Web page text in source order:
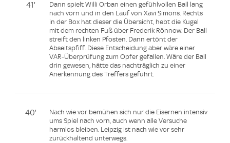
41'
Dann spielt Willi Orban einen gefühlvollen Ball lang
nach vorn und in den Lauf von Xavi Simons. Rechts
in der Box hat dieser die Übersicht, hebt die Kugel
mit dem rechten Fuß über Frederik Rönnow. Der Ball
streift den linken Pfosten. Dann ertönt der
Abseitspfiff. Diese Entscheidung aber wäre einer
VAR-Überprüfung zum Opfer gefallen. Wäre der Ball
drin gewesen, hätte das nachträglich zu einer
Anerkennung des Treffers geführt.
40'
Nach wie vor bemühen sich nur die Eisernen intensiv
ums Spiel nach vorn, auch wenn alle Versuche
harmlos bleiben. Leipzig ist nach wie vor sehr
zurückhaltend unterwegs.